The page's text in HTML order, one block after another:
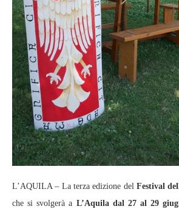
L’AQUILA – La terza edizione del Festival
che si svolgerà a L’Aquila dal 27 al 29